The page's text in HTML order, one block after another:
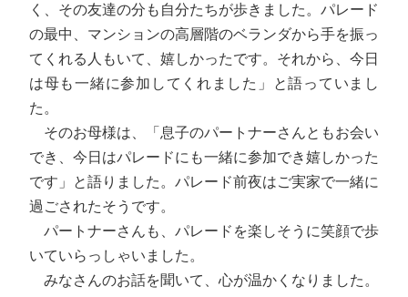
く、その友達の分も自分たちが歩きました。パレード
の最中、マンションの高層階のベランダから手を振っ
てくれる人もいて、嬉しかったです。それから、今日
は母も一緒に参加してくれました」と語っていまし
た。
そのお母様は、「息子のパートナーさんともお会い
でき、今日はパレードにも一緒に参加でき嬉しかった
です」と語りました。パレード前夜はご実家で一緒に
過ごされたそうです。
パートナーさんも、パレードを楽しそうに笑顔で歩
いていらっしゃいました。
みなさんのお話を聞いて、心が温かくなりました。